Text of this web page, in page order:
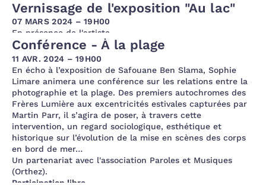
Vernissage de l'exposition "Au lac"
07 MARS 2024 – 19H00
En présence de l'artiste
Conférence - À la plage
11 AVR. 2024 – 19H00
En écho à l’exposition de Safouane Ben Slama, Sophie
Limare animera une conférence sur les relations entre la
photographie et la plage. Des premiers autochromes des
Frères Lumière aux excentricités estivales capturées par
Martin Parr, il s’agira de poser, à travers cette
intervention, un regard sociologique, esthétique et
historique sur l’évolution de la mise en scènes des corps
en bord de mer…
Un partenariat avec l'association Paroles et Musiques
(Orthez).
Participation libre